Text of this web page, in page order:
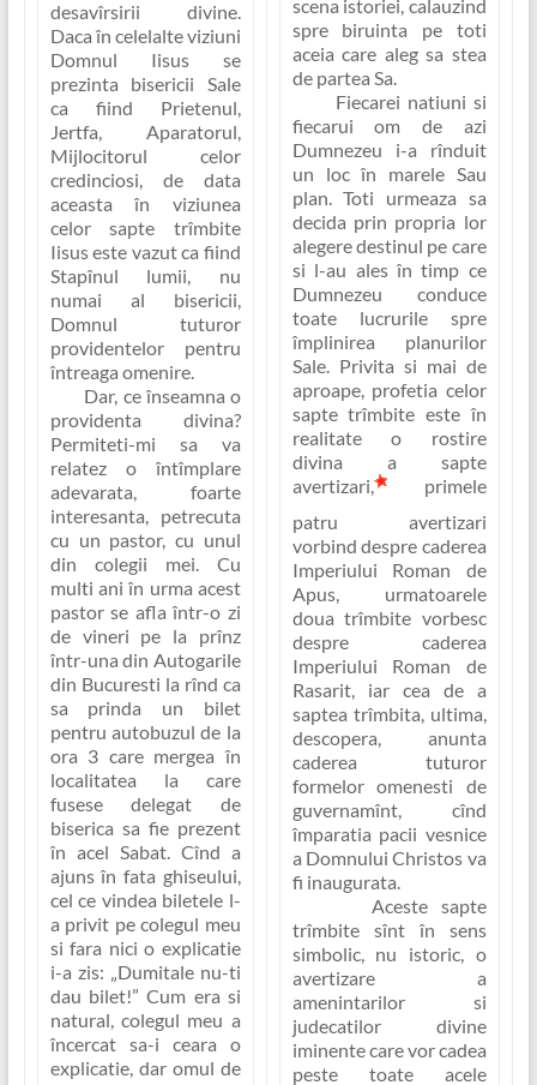
desavîrsirii divine.
Daca în celelalte viziuni
Domnul Iisus se
prezinta bisericii Sale
ca fiind Prietenul,
Jertfa, Aparatorul,
Mijlocitorul celor
credinciosi, de data
aceasta în viziunea
celor sapte trîmbite
Iisus este vazut ca fiind
Stapînul lumii, nu
numai al bisericii,
Domnul tuturor
providentelor pentru
întreaga omenire.
Dar, ce înseamna o
providenta divina?
Permiteti-mi sa va
relatez o întîmplare
adevarata, foarte
interesanta, petrecuta
cu un pastor, cu unul
din colegii mei. Cu
multi ani în urma acest
pastor se afla într-o zi
de vineri pe la prînz
într-una din Autogarile
din Bucuresti la rînd ca
sa prinda un bilet
pentru autobuzul de la
ora 3 care mergea în
localitatea la care
fusese delegat de
biserica sa fie prezent
în acel Sabat. Cînd a
ajuns în fata ghiseului,
cel ce vindea biletele l-
a privit pe colegul meu
si fara nici o explicatie
i-a zis: „Dumitale nu-ti
dau bilet!” Cum era si
natural, colegul meu a
încercat sa-i ceara o
explicatie, dar omul de
scena istoriei, calauzind
spre biruinta pe toti
aceia care aleg sa stea
de partea Sa.
Fiecarei natiuni si
fiecarui om de azi
Dumnezeu i-a rînduit
un loc în marele Sau
plan. Toti urmeaza sa
decida prin propria lor
alegere destinul pe care
si l-au ales în timp ce
Dumnezeu conduce
toate lucrurile spre
împlinirea planurilor
Sale. Privita si mai de
aproape, profetia celor
sapte trîmbite este în
realitate o rostire
divina a sapte
avertizari,
primele
patru avertizari
vorbind despre caderea
Imperiului Roman de
Apus, urmatoarele
doua trîmbite vorbesc
despre caderea
Imperiului Roman de
Rasarit, iar cea de a
saptea trîmbita, ultima,
descopera, anunta
caderea tuturor
formelor omenesti de
guvernamînt, cînd
împaratia pacii vesnice
a Domnului Christos va
fi inaugurata.
Aceste sapte
trîmbite sînt în sens
simbolic, nu istoric, o
avertizare a
amenintarilor si
judecatilor divine
iminente care vor cadea
peste toate acele